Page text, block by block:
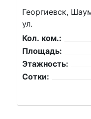
Георгиевск,
ул.
Кол. ком.:
Площадь:
Этажность:
Сотки: